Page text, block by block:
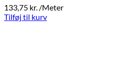
133,75 kr. /Meter
Tilføj til kurv